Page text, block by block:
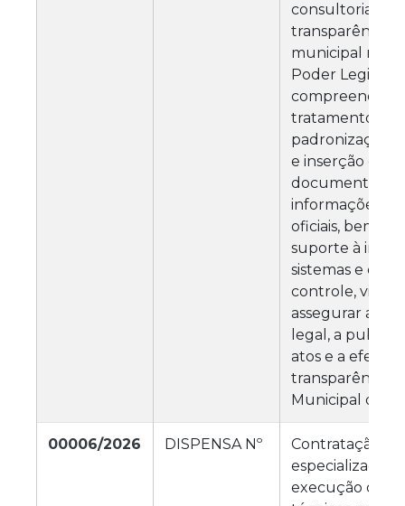
consultoria e
transparência
municipal no
Poder
tratamento,
padronização,
e inserção de
documentos,
informações
oficiais, bem
suporte à
sistemas e
controle,
assegurar a
legal, a
atos e a efetiva
transparência
Municipal de
00006/2026 DISPENSA Nº
Contratação
especializada
execução de